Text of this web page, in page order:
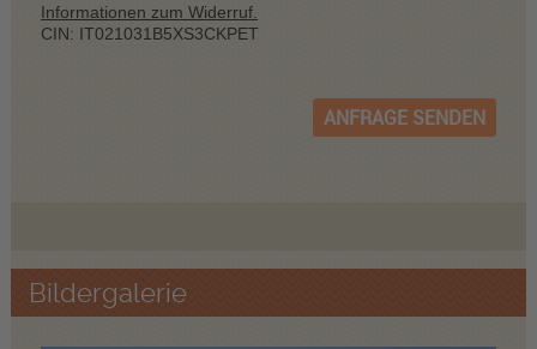
Informationen zum Widerruf.
CIN: IT021031B5XS3CKPET
ANFRAGE SENDEN
Bildergalerie